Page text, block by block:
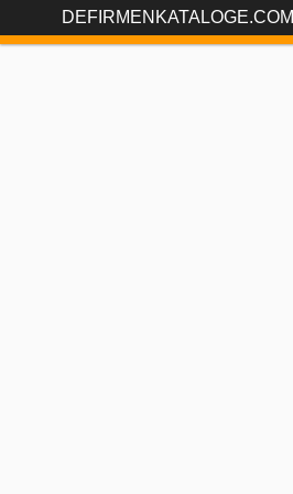
DEFIRMENKATALOGE.COM